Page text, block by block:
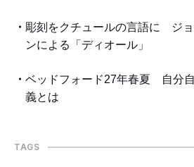
彫刻をクチュールの言語に ジ
ンによる「ディオール」
ベッドフォード27年春夏 自分
義とは
TAGS